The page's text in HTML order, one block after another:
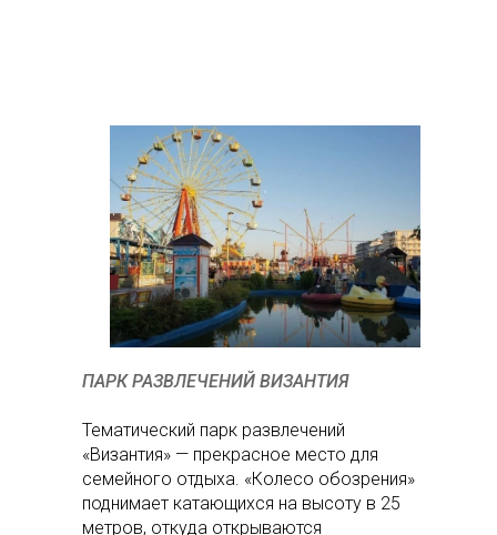
ПАРК РАЗВЛЕЧЕНИЙ ВИЗАНТИЯ
Тематический парк развлечений
«Византия» — прекрасное место для
семейного отдыха. «Колесо обозрения»
поднимает катающихся на высоту в 25
метров, откуда открываются